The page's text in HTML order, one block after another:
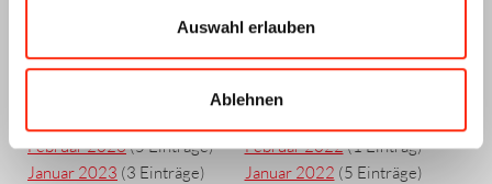
Auswahl erlauben
Ablehnen
Juni 2023(2 Einträge)
Februar 2023(5 Einträge)
Januar 2023 (3 Einträge)
Juli 2022(2 Einträge)
Juni 2022(5 Einträge)
Mai 2022
Februar 2022(1 Eintrag)
Januar 2022 (5 Einträge)